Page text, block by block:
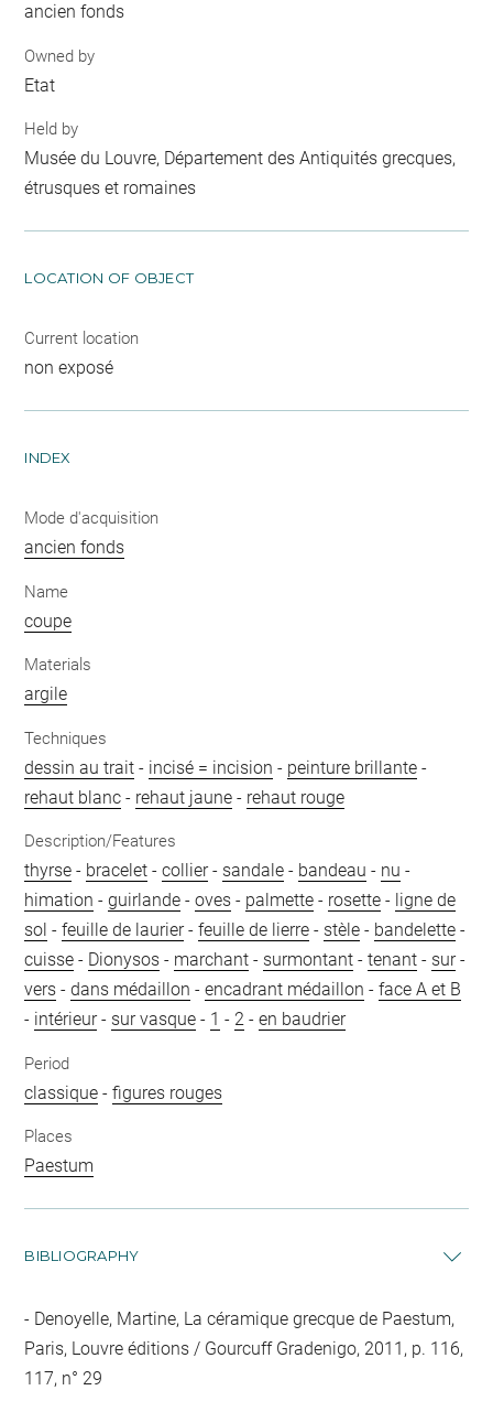
ancien fonds
Owned by
Etat
Held by
Musée du Louvre, Département des Antiquités grecques,
étrusques et romaines
LOCATION OF OBJECT
Current location
non exposé
INDEX
Mode d'acquisition
ancien fonds
Name
coupe
Materials
argile
Techniques
dessin au trait - incisé = incision - peinture brillante -
rehaut blanc - rehaut jaune - rehaut rouge
Description/Features
thyrse - bracelet -collier- sandale - bandeau - nu -
himation -guirlande -oves - palmette - rosette - ligne de
sol -feuille de laurier-feuille de lierre - stèle - bandelette -
cuisse - Dionysos - marchant - surmontant -tenant - sur-
vers -dans médaillon -encadrant médaillon -face A et B
- intérieur- sur vasque - 1 - 2 -en baudrier
Period
classique -figures rouges
Places
Paestum
BIBLIOGRAPHY
Denoyelle, Martine, La céramique grecque de Paestum,
Paris, Louvre éditions / Gourcuff Gradenigo, 2011, p. 116,
117, n° 29